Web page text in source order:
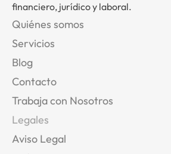
financiero, jurídico y laboral.
Quiénes somos
Servicios
Blog
Contacto
Trabaja con Nosotros
Legales
Aviso Legal